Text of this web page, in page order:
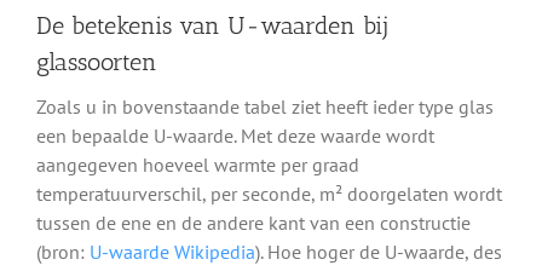
De betekenis van U-waarden bij
glassoorten
Zoals u in bovenstaande tabel ziet heeft ieder type glas
een bepaalde U-waarde. Met deze waarde wordt
aangegeven hoeveel warmte per graad
temperatuurverschil, per seconde, m² doorgelaten wordt
tussen de ene en de andere kant van een constructie
(bron: U-waarde Wikipedia). Hoe hoger de U-waarde, des